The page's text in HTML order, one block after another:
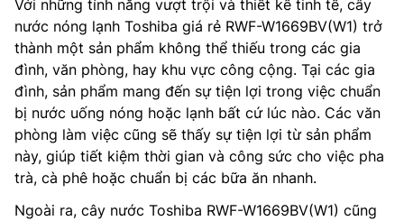
Với những tính năng vượt trội và thiết kế tinh tế, cây
nước nóng lạnh Toshiba giá rẻ RWF-W1669BV(W1) trở
thành một sản phẩm không thể thiếu trong các gia
đình, văn phòng, hay khu vực công cộng. Tại các gia
đình, sản phẩm mang đến sự tiện lợi trong việc chuẩn
bị nước uống nóng hoặc lạnh bất cứ lúc nào. Các văn
phòng làm việc cũng sẽ thấy sự tiện lợi từ sản phẩm
này, giúp tiết kiệm thời gian và công sức cho việc pha
trà, cà phê hoặc chuẩn bị các bữa ăn nhanh.
Ngoài ra, cây nước Toshiba RWF-W1669BV(W1) cũng